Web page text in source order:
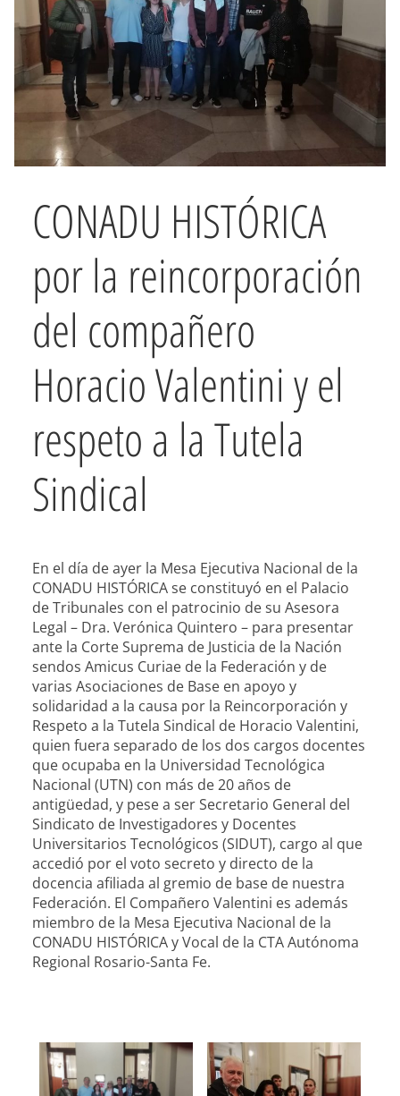
CONADU HISTÓRICA
por la reincorporación
del compañero
Horacio Valentini y el
respeto a la Tutela
Sindical
En el día de ayer la Mesa Ejecutiva Nacional de la
CONADU HISTÓRICA se constituyó en el Palacio
de Tribunales con el patrocinio de su Asesora
Legal – Dra. Verónica Quintero – para presentar
ante la Corte Suprema de Justicia de la Nación
sendos Amicus Curiae de la Federación y de
varias Asociaciones de Base en apoyo y
solidaridad a la causa por la Reincorporación y
Respeto a la Tutela Sindical de Horacio Valentini,
quien fuera separado de los dos cargos docentes
que ocupaba en la Universidad Tecnológica
Nacional (UTN) con más de 20 años de
antigüedad, y pese a ser Secretario General del
Sindicato de Investigadores y Docentes
Universitarios Tecnológicos (SIDUT), cargo al que
accedió por el voto secreto y directo de la
docencia afiliada al gremio de base de nuestra
Federación. El Compañero Valentini es además
miembro de la Mesa Ejecutiva Nacional de la
CONADU HISTÓRICA y Vocal de la CTA Autónoma
Regional Rosario-Santa Fe.